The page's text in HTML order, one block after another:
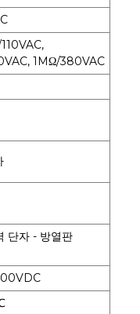
1MΩ/380VAC
단자 - 방열판